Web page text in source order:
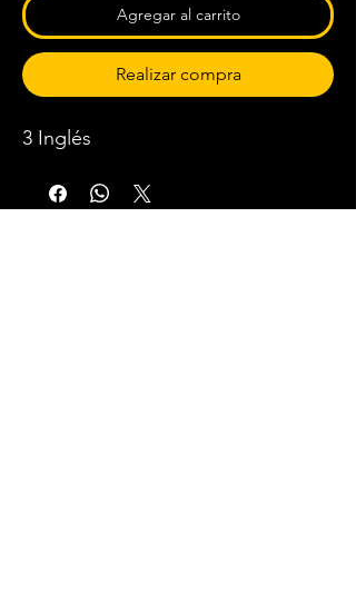
Agregar al carrito
Realizar compra
3 Inglés